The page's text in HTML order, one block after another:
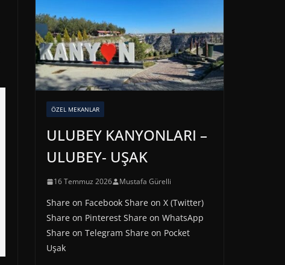
ÖZEL MEKANLAR
ULUBEY KANYONLARI –
ULUBEY- UŞAK
16 Temmuz 2026 Mustafa Gürelli
Share on Facebook Share on X (Twitter)
Share on Pinterest Share on WhatsApp
Share on Telegram Share on Pocket
Uşak